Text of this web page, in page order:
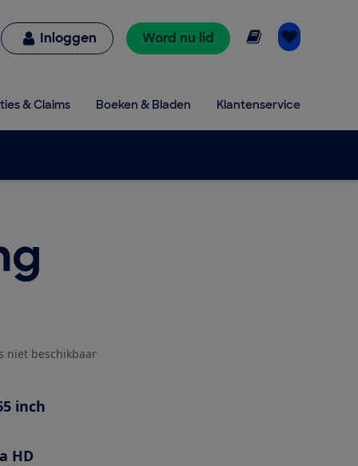
Inloggen Word nu lid Online lezen
& Claims Boeken & Bladen Klantenservice
niet beschikbaar
inch
HD